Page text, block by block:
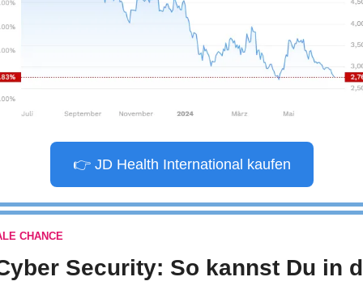
👉 JD Health International kaufen
CHANCE
Security: So kannst Du in